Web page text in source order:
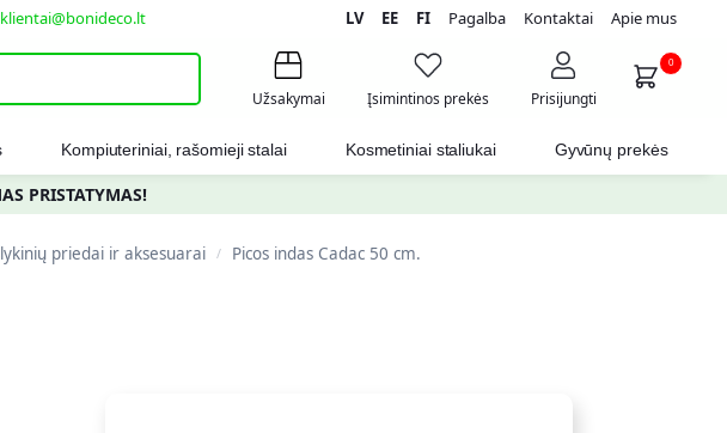
klientai@bonideco.lt LV EE FI Pagalba Kontaktai Apie mus
Užsakymai Įsimintinos prekės Prisijungti
0
Kompiuteriniai, rašomieji stalai Kosmetiniai staliukai Gyvūnų prekės
PRISTATYMAS!
priedai ir aksesuarai / Picos indas Cadac 50 cm.